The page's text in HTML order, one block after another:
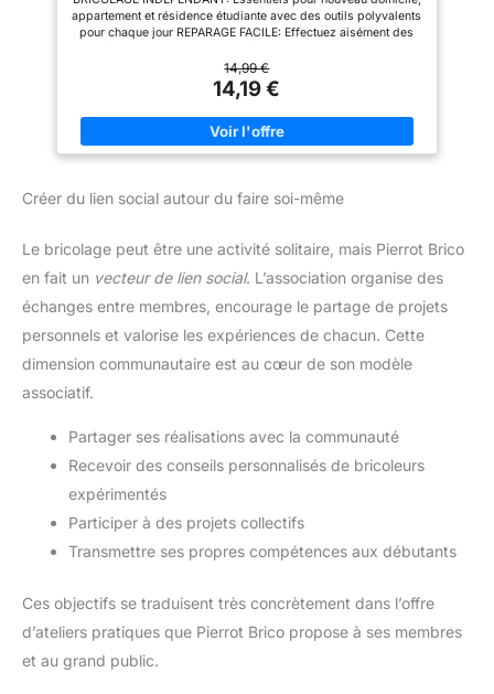
; mini-niveau à bulle pour
redresser les étagères et les
cadres
appartement et résidence étudiante avec des outils polyvalents
pour chaque jour REPARAGE FACILE: Effectuez aisément des
entretiens de base et des projets du week-end UTILISATION
FACILE: Outils en acier compacts, y compris un petit marteau,
avec des poignées ergonomiques pour visser, ouvrir, installer
et assembler PETIT & PRATIQUE: Rangé dans une boîte à outils
de la taille d'un livre pour le rangement. Prenez-le et partez, où
que vous soyez CADEAU IDÉAL: Que ce soit pour un cadeau
14,99 €
14,19 €
Créer du lien social autour du faire soi-même
Le bricolage peut être une activité solitaire, mais Pierrot Brico
en fait un vecteur de lien social. L’association organise des
échanges entre membres, encourage le partage de projets
personnels et valorise les expériences de chacun. Cette
dimension communautaire est au cœur de son modèle
associatif.
Partager ses réalisations avec la communauté
Recevoir des conseils personnalisés de bricoleurs
expérimentés
Participer à des projets collectifs
Transmettre ses propres compétences aux débutants
Ces objectifs se traduisent très concrètement dans l’offre
d’ateliers pratiques que Pierrot Brico propose à ses membres
et au grand public.